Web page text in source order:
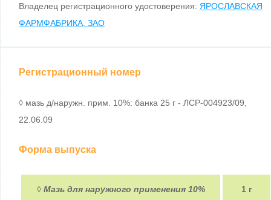
Владелец регистрационного удостоверения: ЯРОСЛАВСКАЯ
ФАРМФАБРИКА, ЗАО
Регистрационный номер
◊ мазь д/наружн. прим. 10%: банка 25 г - ЛСР-004923/09,
22.06.09
Форма выпуска
◊ Мазь для наружного применения 10% 1 г